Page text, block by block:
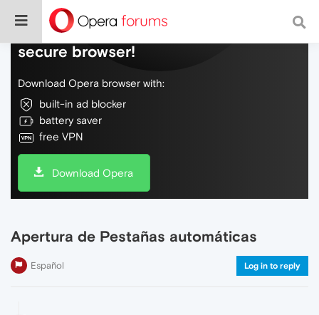
Do more on the web, with a fast and
secure browser!
Download Opera browser with:
built-in ad blocker
battery saver
free VPN
Download Opera
Apertura de Pestañas automáticas
Español Log in to reply